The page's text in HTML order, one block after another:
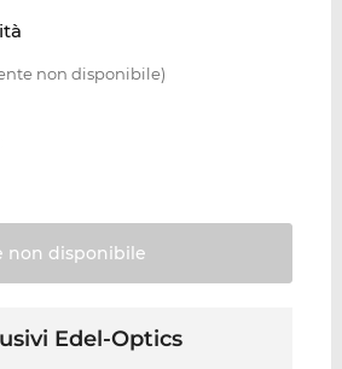
non disponibile)
non disponibile
Edel-Optics